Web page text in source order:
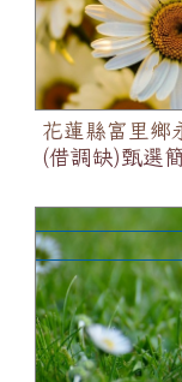
花蓮縣富里鄉
(借調缺)甄選
花蓮縣富里鄉永
師、代課教師甄